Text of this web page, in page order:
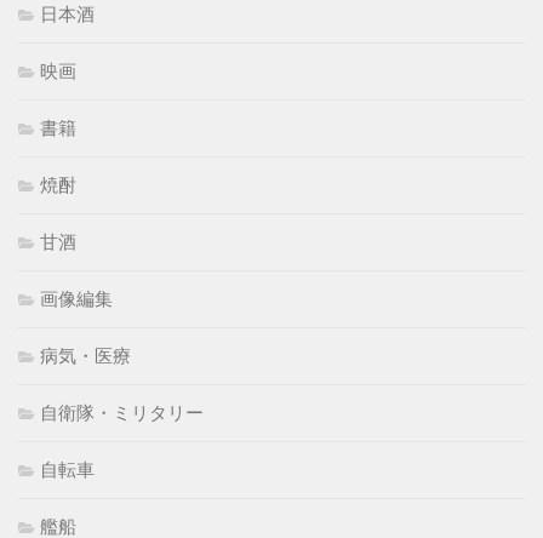
日本酒
映画
書籍
焼酎
甘酒
画像編集
病気・医療
自衛隊・ミリタリー
自転車
艦船